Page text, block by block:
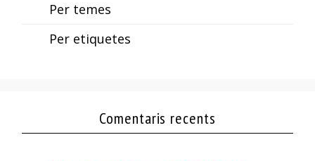
Per temes
Per etiquetes
Comentaris recents